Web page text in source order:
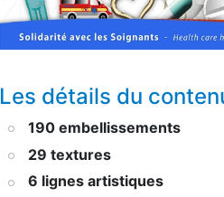
Les détails du
190 embellissements
29 textures
6 lignes artistiques